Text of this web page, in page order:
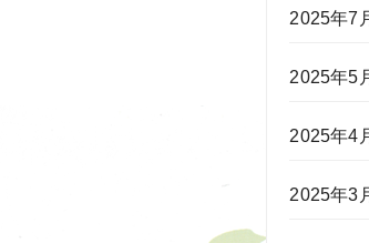
2025年7
2025年5
2025年4
2025年3